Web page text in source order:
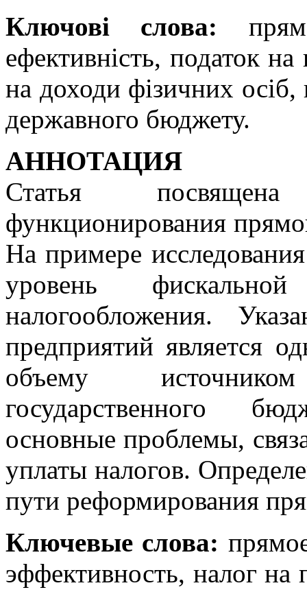
Ключові слова:
ефективність, податок
на доходи фізичних
державного бюджету.
АННОТАЦИЯ
Статья
функционирования
На примере
уровень
налогообложения.
предприятий является
объему
государственного
основные проблемы,
уплаты налогов.
пути реформирования
Ключевые слова:
эффективность, налог